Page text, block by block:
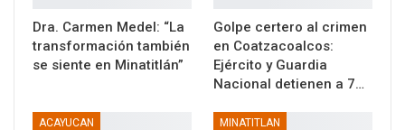
Dra. Carmen Medel: “La
transformación también
se siente en Minatitlán”
Golpe certero al crimen
en Coatzacoalcos:
Ejército y Guardia
Nacional detienen a 7…
ACAYUCAN MINATITLAN